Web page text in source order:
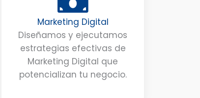
Marketing Digital
Diseñamos y ejecutamos
estrategias efectivas de
Marketing Digital que
potencializan tu negocio.